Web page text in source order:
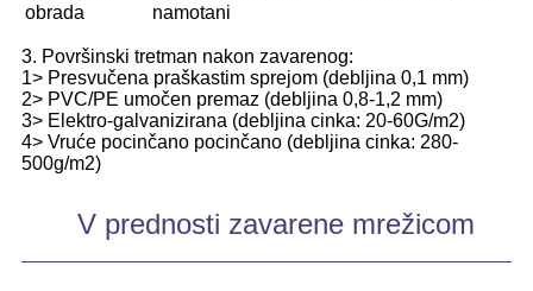
obrada
namotani
3. Površinski tretman nakon zavarenog:
1> Presvučena praškastim sprejom (debljina 0,1 mm)
2> PVC/PE umočen premaz (debljina 0,8-1,2 mm)
3> Elektro-galvanizirana (debljina cinka: 20-60G/m2)
4> Vruće pocinčano pocinčano (debljina cinka: 280-
500g/m2)
V prednosti zavarene mrežicom